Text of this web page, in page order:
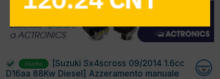
risolto
[Suzuki Sx4scross 09/2014 1.6cc
D16aa 88Kw Diesel] Azzeramento manuale